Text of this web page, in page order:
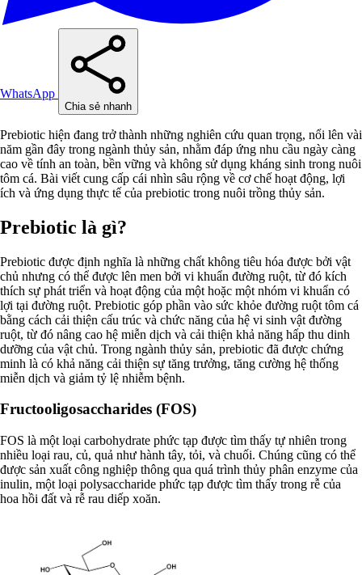
WhatsApp
Chia sẻ nhanh
Prebiotic hiện đang trở thành những nghiên cứu quan trọng, nổi lên vài
năm gần đây trong ngành thủy sản, nhằm đáp ứng nhu cầu ngày càng
cao về tính an toàn, bền vững và không sử dụng kháng sinh trong nuôi
tôm cá. Bài viết cung cấp cái nhìn sâu rộng về cơ chế hoạt động, lợi
ích và ứng dụng thực tế của prebiotic trong nuôi trồng thủy sản.
Prebiotic là gì?
Prebiotic được định nghĩa là những chất không tiêu hóa được bởi vật
chủ nhưng có thể được lên men bởi vi khuẩn đường ruột, từ đó kích
thích sự phát triển và hoạt động của một hoặc một nhóm vi khuẩn có
lợi tại đường ruột. Prebiotic góp phần vào sức khỏe đường ruột tôm cá
bằng cách cải thiện cấu trúc và chức năng của hệ vi sinh vật đường
ruột, từ đó nâng cao hệ miễn dịch và cải thiện khả năng hấp thu dinh
dưỡng của vật chủ. Trong ngành thủy sản, prebiotic đã được chứng
minh là có khả năng cải thiện sự tăng trưởng, tăng cường hệ thống
miễn dịch và giảm tỷ lệ nhiễm bệnh.
Fructooligosaccharides (FOS)
FOS là một loại carbohydrate phức tạp được tìm thấy tự nhiên trong
nhiều loại rau, củ, quả như hành tây, tỏi, và chuối. Chúng cũng có thể
được sản xuất công nghiệp thông qua quá trình thủy phân enzyme của
inulin, một loại polysaccharide phức tạp được tìm thấy trong rễ của
hoa hồi đất và rễ rau diếp xoăn.